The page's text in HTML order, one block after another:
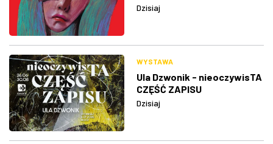
Dzisiaj
WYSTAWA
Ula Dzwonik - nieoczywisTA
CZĘŚĆ ZAPISU
Dzisiaj